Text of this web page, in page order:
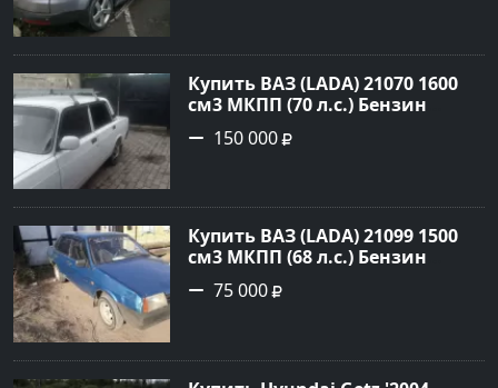
Авторынок23
Купить ВАЗ (LADA) 21070 1600
см3 МКПП (70 л.с.) Бензин
инжектор в Платнировская:
цвет Белый Седан 2000 года по
Авторынок23
150 000
Купить ВАЗ (LADA) 21099 1500
см3 МКПП (68 л.с.) Бензин
инжектор в Кореновск : цвет
Синий Седан 2000 года по цене
75 000